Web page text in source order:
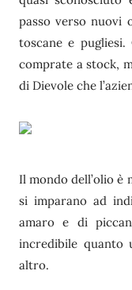
passo verso nuovi
toscane e
comprate a stock,
di Dievole che
Il mondo dell’olio
si imparano ad
amaro e di
incredibile quanto
altro.